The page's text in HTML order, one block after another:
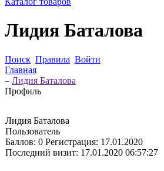
Лидия Баталова
Поиск Правила Войти
Главная
– Лидия Баталова
Профиль
Лидия Баталова
Пользователь
Баллов: 0 Регистрация: 17.01.2020
Последний визит: 17.01.2020 06:57:27